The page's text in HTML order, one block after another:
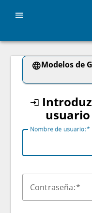
Modelos de
Nombre de usuario:
Contraseña: